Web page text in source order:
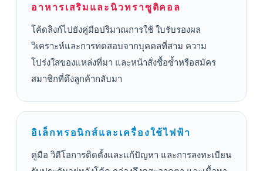
อาหารเสริมและนิวทราซูติคอล
โค้ดลิงก์ไปยังคู่มือปริมาณการใช้ ใบรับรองผล
วิเคราะห์และการทดสอบจากบุคคลที่สาม ความ
โปร่งใสของแหล่งที่มา และหน้าสั่งซื้อซ้ำหรือสมัคร
สมาชิกที่ดึงลูกค้ากลับมา
อิเล็กทรอนิกส์และเครื่องใช้ไฟฟ้า
คู่มือ วิดีโอการติดตั้งและแก้ปัญหา และการลงทะเบียน